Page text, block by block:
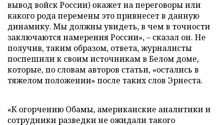
вывод войск России) окажет на переговоры или
какого рода перемены это привнесет в данную
динамику. Мы должны увидеть, в чем в точности
заключаются намерения России», – сказал он. Не
получив, таким образом, ответа, журналисты
поспешили к своим источникам в Белом доме,
которые, по словам авторов статьи, «остались в
тяжелом положении» после таких слов Эрнеста.
«К огорчению Обамы, американские аналитики и
сотрудники разведки не ожидали такого